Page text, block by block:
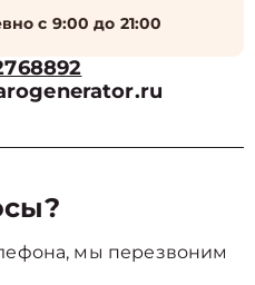
с 9:00 до 21:00
мы перезвоним